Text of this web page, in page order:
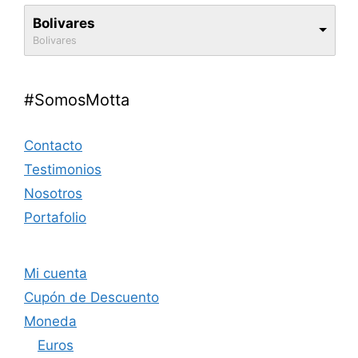
Bolivares
Bolivares
#SomosMotta
Contacto
Testimonios
Nosotros
Portafolio
Mi cuenta
Cupón de Descuento
Moneda
Euros